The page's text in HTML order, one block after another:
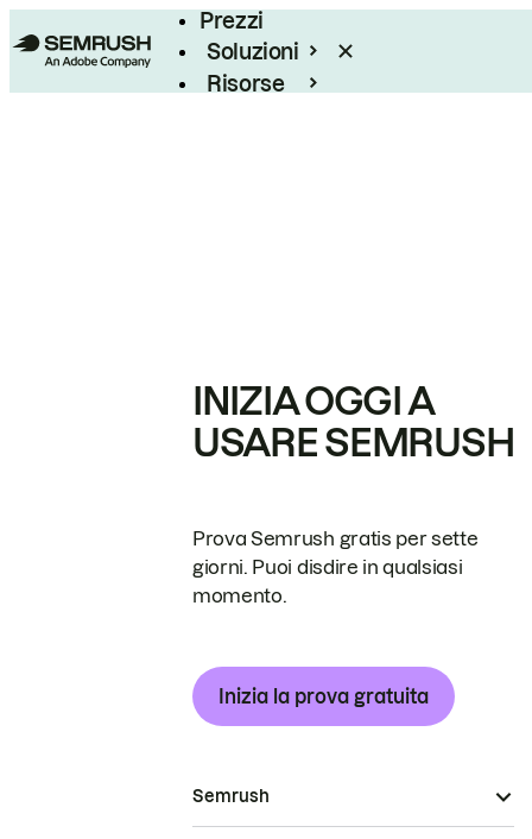
Prezzi
Soluzioni
Risorse
INIZIA OGGI A
USARE SEMRUSH
Prova Semrush gratis per sette
giorni. Puoi disdire in qualsiasi
momento.
Inizia la prova gratuita
Semrush